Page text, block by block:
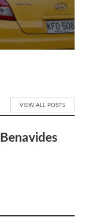
VIEW ALL POSTS